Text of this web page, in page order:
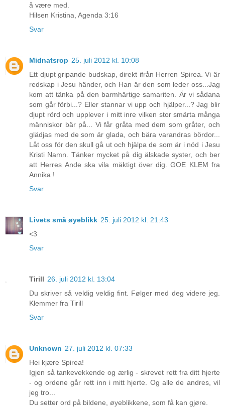
å være med.
Hilsen Kristina, Agenda 3:16
Svar
Midnatsrop 25. juli 2012 kl. 10:08
Ett djupt gripande budskap, direkt ifrån Herren Spirea. Vi är
redskap i Jesu händer, och Han är den som leder oss...Jag
kom att tänka på den barmhärtige samariten. Är vi sådana
som går förbi...? Eller stannar vi upp och hjälper...? Jag blir
djupt rörd och upplever i mitt inre vilken stor smärta många
människor bär på... Vi får gråta med dem som gråter, och
glädjas med de som är glada, och bära varandras bördor...
Låt oss för den skull gå ut och hjälpa de som är i nöd i Jesu
Kristi Namn. Tänker mycket på dig älskade syster, och ber
att Herres Ande ska vila mäktigt över dig. GOE KLEM fra
Annika !
Svar
Livets små øyeblikk 25. juli 2012 kl. 21:43
<3
Svar
Tirill 26. juli 2012 kl. 13:04
Du skriver så veldig veldig fint. Følger med deg videre jeg.
Klemmer fra Tirill
Svar
Unknown 27. juli 2012 kl. 07:33
Hei kjære Spirea!
Igjen så tankevekkende og ærlig - skrevet rett fra ditt hjerte
- og ordene går rett inn i mitt hjerte. Og alle de andres, vil
jeg tro...
Du setter ord på bildene, øyeblikkene, som få kan gjøre.